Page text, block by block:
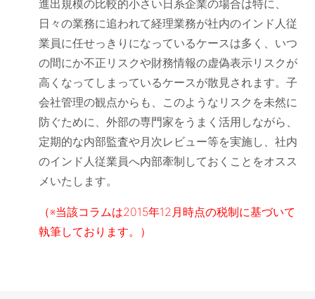
進出規模の比較的小さい日系企業の場合は特に、
日々の業務に追われて経理業務が社内のインド人従
業員に任せっきりになっているケースは多く、いつ
の間にか不正リスクや財務情報の虚偽表示リスクが
高くなってしまっているケースが散見されます。子
会社管理の観点からも、このようなリスクを未然に
防ぐために、外部の専門家をうまく活用しながら、
定期的な内部監査や月次レビュー等を実施し、社内
のインド人従業員へ内部牽制しておくことをオスス
メいたします。
（※当該コラムは2015年12月時点の税制に基づいて
執筆しております。）